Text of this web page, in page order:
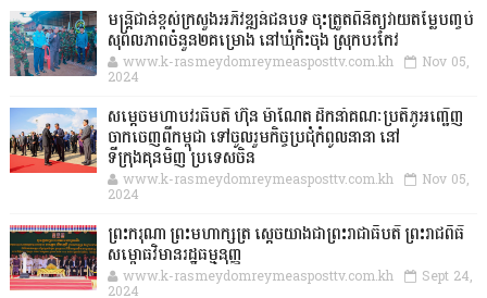
មន្ត្រីជាន់ខ្ពស់ក្រសួងអភិវឌ្ឍន៍ជនបទ ចុះត្រួតពិនិត្យវាយតម្លៃបញ្ចប់
សុពលភាពចំនួន២គម្រោង នៅឃុំកិះចុង ស្រុកបរកែវ
www.k-rasmeydomreymeasposttv.com.kh Nov 05,
2024
សម្តេចមហាបវរធិបតី ហ៊ុន ម៉ាណែត ដឹកនាំគណៈប្រតិភូអញ្ជើញ
ចាកចេញពីកម្ពុជា ទៅចូលរួមកិច្ចប្រជុំកំពូលនានា នៅ
ទីក្រុងគុនមិញ ប្រទេសចិន
www.k-rasmeydomreymeasposttv.com.kh Nov 05,
2024
ព្រះករុណា ព្រះមហាក្សត្រ ស្តេចយាងជាព្រះរាជាធិបតី ព្រះរាជពិធី
សម្ពោធវិមានរដ្ឋធម្មនុញ្ញ
www.k-rasmeydomreymeasposttv.com.kh Sept 24,
2024